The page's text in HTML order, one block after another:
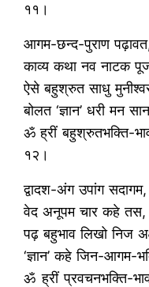
११।
आगम-छन्द-पुराण पढ़ावत,
काव्य कथा नव नाटक
ऐसे बहुश्रुत साधु
बोलत ‘ज्ञान’ धरी मन
ॐ ह्रीं बहुश्रुतभक्ति-
१२।
द्वादश-अंग उपांग सदागम,
वेद अनूपम चार कहे तस,
पढ़ बहुभाव लिखो निज
‘ज्ञान’ कहे जिन-आगम-
ॐ ह्रीं प्रवचनभक्ति-